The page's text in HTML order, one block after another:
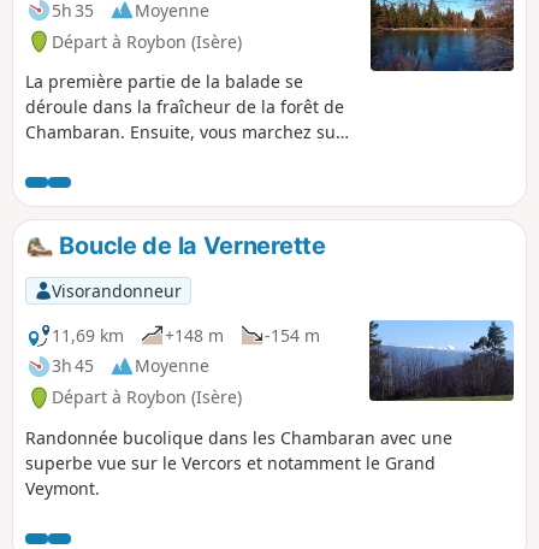
5h 35
Moyenne
Départ à Roybon (Isère)
La première partie de la balade se
déroule dans la fraîcheur de la forêt de
Chambaran. Ensuite, vous marchez sur
les montagnes environnantes.
Boucle de la Vernerette
Visorandonneur
11,69 km
+148 m
-154 m
3h 45
Moyenne
Départ à Roybon (Isère)
Randonnée bucolique dans les Chambaran avec une
superbe vue sur le Vercors et notamment le Grand
Veymont.